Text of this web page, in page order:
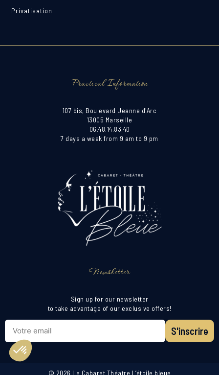
Privatisation
Practical Information
107 bis, Boulevard Jeanne d'Arc
13005 Marseille
06.48.14.83.40
7 days a week from 9 am to 9 pm
Newsletter
Sign up for our newsletter
to take advantage of our exclusive offers!
S'inscrire
© 2026 Le Cabaret Théatre L’étoile bleue